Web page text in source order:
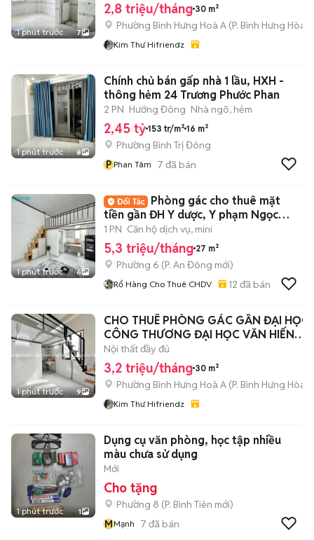
1 phút trước 7
2,8 triệu/tháng 30 m²
Phường Bình Hưng Hoà A (P. Bình Hưng Hòa
Kim Thư Hifriendz
1 phút trước 8
Chính chủ bán gấp nhà 1 lầu, HXH -
thông hẻm 24 Trương Phước Phan
2 PN Hướng Đông Nhà ngõ, hẻm
2,45 tỷ 153 tr/m² 16 m²
Phường Bình Trị Đông
P Phan Tâm 7 đã bán
1 phút trước 6
Phòng gác cho thuê mặt
tiền gần ĐH Y dược, Y phạm Ngọc
Thạch,ở 2-3ng
1 PN Căn hộ dịch vụ, mini
5,3 triệu/tháng 27 m²
Phường 6 (P. An Đông mới)
Rổ Hàng Cho Thuê CHDV 12 đã bán
1 phút trước 9
CHO THUÊ PHÒNG GÁC GẦN ĐẠI HỌC
CÔNG THƯƠNG ĐẠI HỌC VĂN HIẾN
AEON TP
Nội thất đầy đủ
3,2 triệu/tháng 30 m²
Phường Bình Hưng Hoà A (P. Bình Hưng Hòa
Kim Thư Hifriendz
1 phút trước 1
Dụng cụ văn phòng, học tập nhiều
màu chưa sử dụng
Mới
Cho tặng
Phường 8 (P. Bình Tiên mới)
MMạnh 7 đã bán